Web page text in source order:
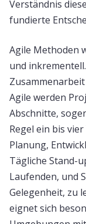
Verständnis
fundierte
Agile Methoden
und
Agile werden
Abschnitte,
Regel ein bis
Planung,
Tägliche Stand-
Laufenden, und
Gelegenheit, zu
eignet sich